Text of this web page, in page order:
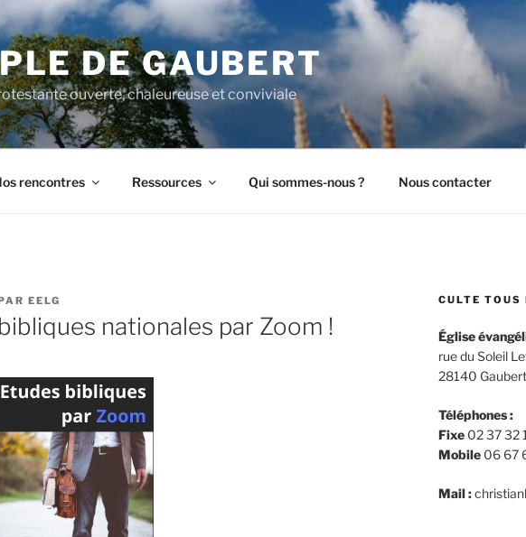
DE GAUBERT
ouverte, chaleureuse et conviviale
rencontres Ressources Qui sommes-nous ? Nous contacter
EELG
nationales par Zoom !
CULTE
Église
rue du Soleil
28140
Téléphones :
Fixe02 37 32
Mobile06 67
Mail :